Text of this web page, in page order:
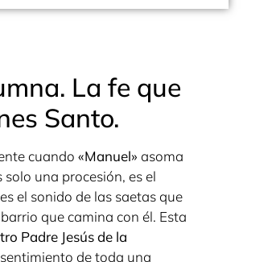
La fe que
Santo.
cuando «Manuel» asoma
una procesión, es el
el sonido de las saetas que
que camina con él. Esta
Padre Jesús de la
de toda una